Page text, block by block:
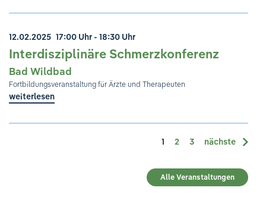
12.02.2025 17:00 Uhr - 18:30 Uhr
Interdisziplinäre Schmerzkonferenz
Bad Wildbad
Fortbildungsveranstaltung für Ärzte und Therapeuten
weiterlesen
1 2 3 nächste
Alle Veranstaltungen